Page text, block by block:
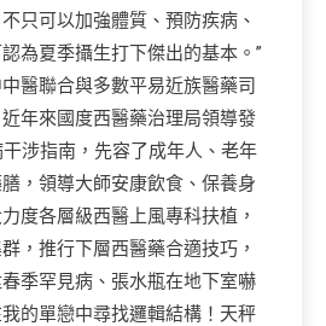
只可以加強體質、預防疾病、
為夏季攝生打下傑出的基本。”
醫聯合與多數平易近族醫藥司
年來國度西醫藥治理局領導發
涉指南，先容了成年人、老年
，領導大師安康飲食、保養身
度各層級西醫上風專科扶植，
，推行下層西醫藥合適技巧，
季罕見病、張水瓶在地下室嚇
的單戀中尋找邏輯結構！天秤